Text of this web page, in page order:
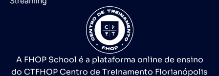
A FHOP School é a plataforma online de ensino
do CTFHOP Centro de Treinamento Florianópolis